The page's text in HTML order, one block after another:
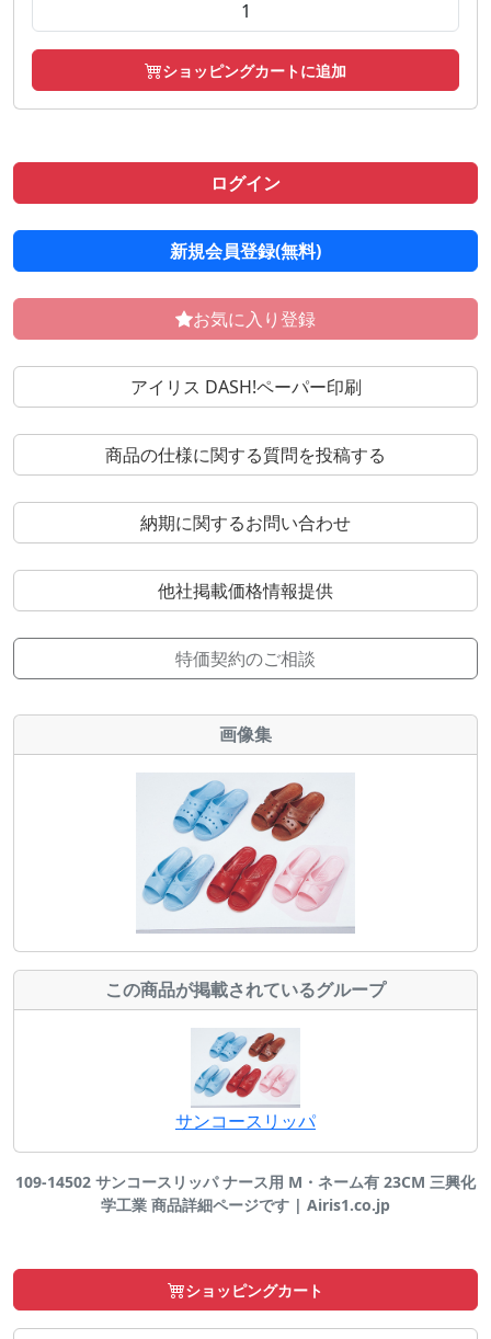
ショッピングカートに追加
ログイン
新規会員登録(無料)
お気に入り登録
アイリス DASH!ペーパー印刷
商品の仕様に関する質問を投稿する
納期に関するお問い合わせ
他社掲載価格情報提供
特価契約のご相談
画像集
この商品が掲載されているグループ
サンコースリッパ
109-14502 サンコースリッパ ナース用 M・ネーム有 23CM 三興化
学工業 商品詳細ページです | Airis1.co.jp
ショッピングカート